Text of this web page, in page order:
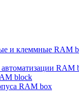
и клеммные RAM
RAM
block
RAM box